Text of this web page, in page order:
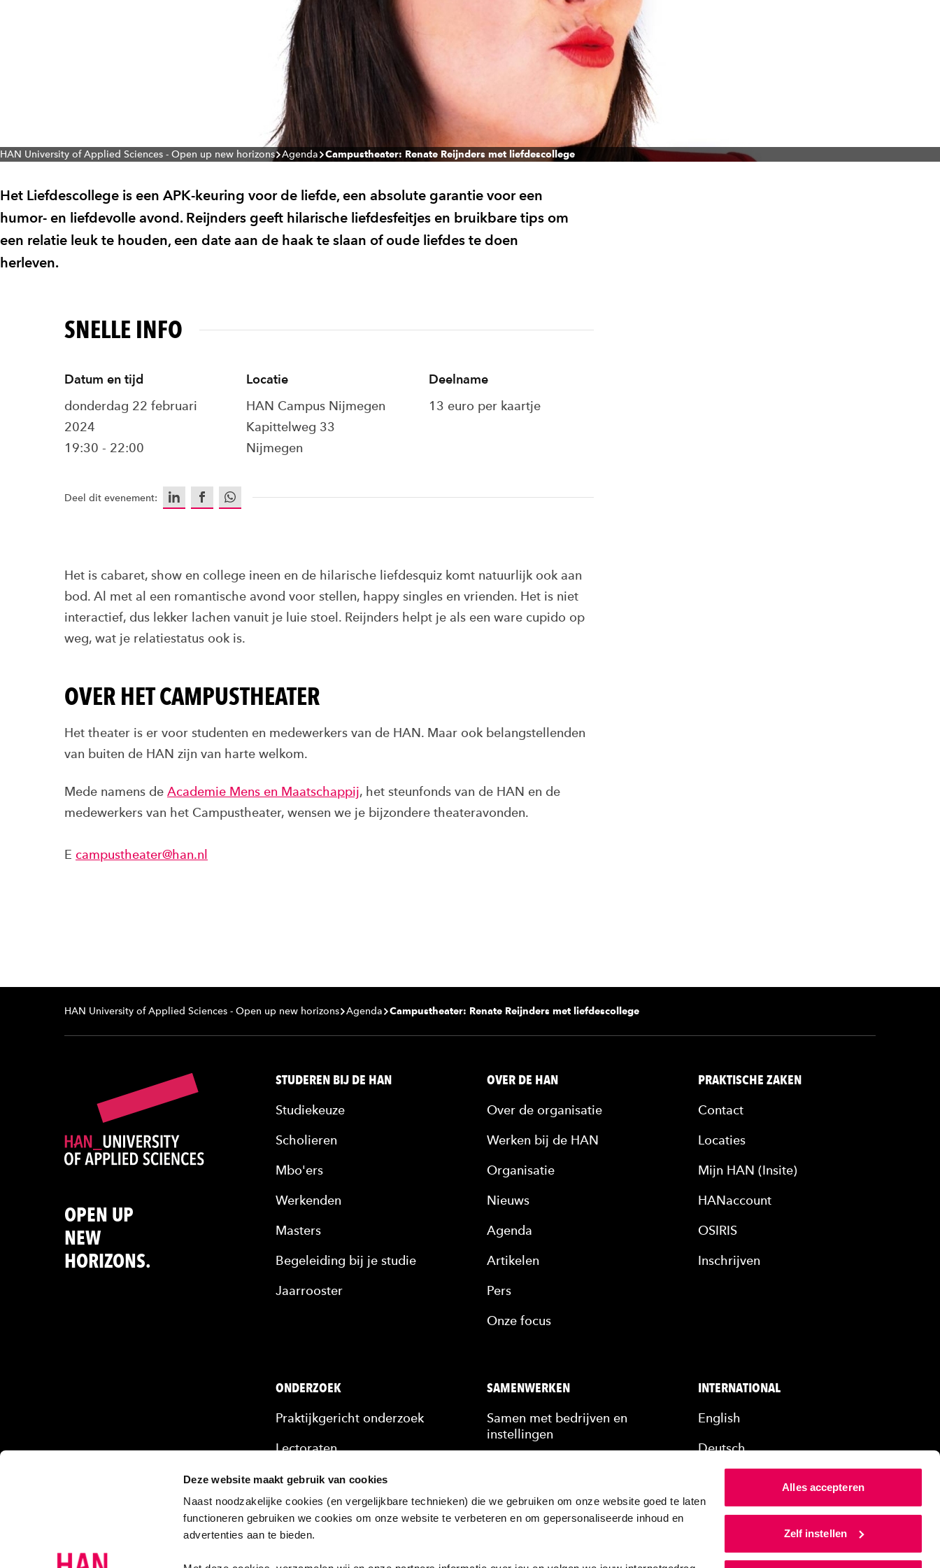
Deze website maakt gebruik van cookies
Naast noodzakelijke cookies (en vergelijkbare technieken) die we gebruiken om onze website goed te laten
functioneren gebruiken we cookies om onze website te verbeteren en om gepersonaliseerde inhoud en
advertenties aan te bieden.
Alles accepteren
Zelf instellen
HAN University of Applied Sciences - Open up new horizons Agenda Campustheater: Renate Reijnders met liefdescollege
Het Liefdescollege is een APK-keuring voor de liefde, een absolute garantie voor een
humor- en liefdevolle avond. Reijnders geeft hilarische liefdesfeitjes en bruikbare tips om
een relatie leuk te houden, een date aan de haak te slaan of oude liefdes te doen
herleven.
SNELLE INFO
Datum en tijd
donderdag 22 februari
2024
19:30 - 22:00
Locatie
HAN Campus Nijmegen
Kapittelweg 33
Nijmegen
Deelname
13 euro per kaartje
Deel dit evenement: LinkedInFacebookWhatsApp
Het is cabaret, show en college ineen en de hilarische liefdesquiz komt natuurlijk ook aan
bod. Al met al een romantische avond voor stellen, happy singles en vrienden. Het is niet
interactief, dus lekker lachen vanuit je luie stoel. Reijnders helpt je als een ware cupido op
weg, wat je relatiestatus ook is.
OVER HET CAMPUSTHEATER
Het theater is er voor studenten en medewerkers van de HAN. Maar ook belangstellenden
van buiten de HAN zijn van harte welkom.
Mede namens de Academie Mens en Maatschappij, het steunfonds van de HAN en de
medewerkers van het Campustheater, wensen we je bijzondere theateravonden.
E campustheater@han.nl
HAN University of Applied Sciences - Open up new horizons Agenda Campustheater: Renate Reijnders met liefdescollege
OPEN UP
NEW
HORIZONS.
STUDEREN BIJ DE HAN
Studiekeuze
Scholieren
Mbo'ers
Werkenden
Masters
Begeleiding bij je studie
Jaarrooster
OVER DE HAN
Over de organisatie
Werken bij de HAN
Organisatie
Nieuws
Agenda
Artikelen
Pers
Onze focus
PRAKTISCHE ZAKEN
Contact
Locaties
Mijn HAN (Insite)
HANaccount
OSIRIS
Inschrijven
ONDERZOEK
Praktijkgericht onderzoek
Lectoraten
Mensen
Onze kennis
Projecten
SAMENWERKEN
Samen met bedrijven en
instellingen
Scholing van medewerkers
Hulp bij een vraagstuk
INTERNATIONAL
English
Deutsch